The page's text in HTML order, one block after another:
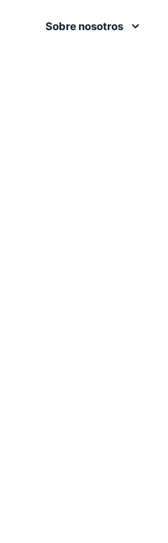
Sobre nosotros